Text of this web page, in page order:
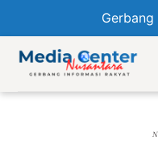
content